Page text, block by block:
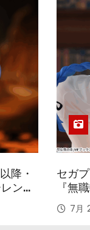
降・
ン』
っ
立体
セガ
『無
本気
のフ
7月